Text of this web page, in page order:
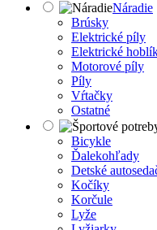
Náradie
Brúsky
Elektrické píly
Elektrické
Motorové píly
Píly
Vŕtačky
Ostatné
Bicykle
Ďalekohľady
Detské
Kočíky
Korčule
Lyže